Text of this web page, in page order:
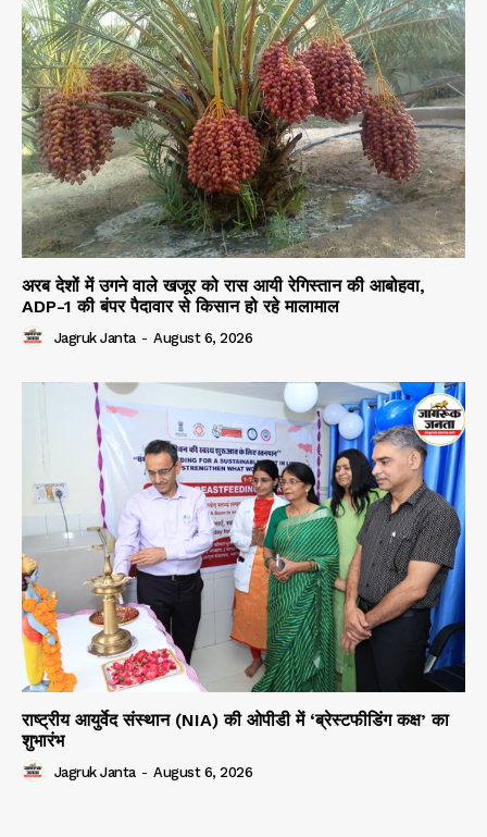
अरब देशों में उगने वाले खजूर को रास आयी रेगिस्तान की आबोहवा,
ADP-1 की बंपर पैदावार से किसान हो रहे मालामाल
Jagruk Janta - August 6, 2026
राष्ट्रीय आयुर्वेद संस्थान (NIA) की ओपीडी में ‘ब्रेस्टफीडिंग कक्ष’ का
शुभारंभ
Jagruk Janta - August 6, 2026